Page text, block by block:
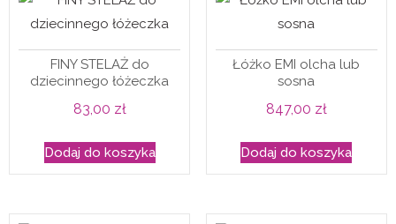
FINY STELAŻ do
dziecinnego łóżeczka
83,00 zł
Dodaj do koszyka
Łóżko EMI olcha lub
sosna
847,00 zł
Dodaj do koszyka